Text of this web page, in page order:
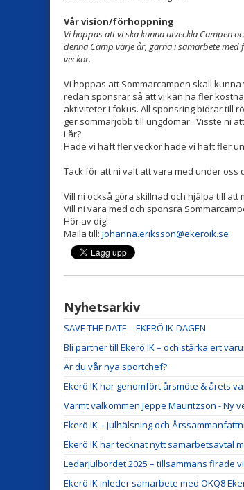
Vår vision/förhoppning
Vi hoppas att vi ska kunna utveckla Campen
denna Camp varje år, gärna i samarbete
veckor.
Vi hoppas att Sommarcampen skall
redan sponsrar så att vi kan ha fler
aktiviteter i fokus. All sponsring bidrar till
ger sommarjobb till ungdomar. Visste ni
i år?
Hade vi haft fler veckor hade vi haft fler
Tack för att ni valt att vara med under oss
Vill ni också göra skillnad och hjälpa till
Vill ni vara med och sponsra
Hör av dig!
Maila till: johanna.eriksson@ekeroik.se
Nyhetsarkiv
SAVE THE DATE – EKERÖ IK-DAGEN
Bli partner till Ekerö IK – och stärka ert
Är du vår nya sportchef?
Ekerö IK har genomfört årsmöte & årets
Varmt välkommen Jeppe Mauritzson - Ny
Ekerö IK – Julhälsning och
Ekerö IK har tecknat nytt samarbetsavtal
Ledarjulbordet 2025 – tillsammans firade
Ekerö IK inleder samarbete med OKQ8